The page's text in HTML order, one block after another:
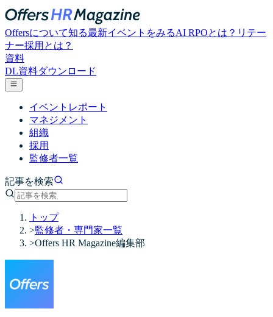
Offersについて知る最新イベントをみるAI RPOとは？ リテー
ナー採用とは？
資料
DL資料ダウンロード
イベントレポート
マネジメント
組織
採用
監修者一覧
記事を検索
トップ
>監修者・専門家一覧
>Offers HR Magazine編集部